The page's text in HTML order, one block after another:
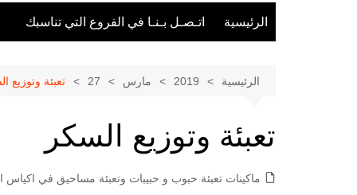
الرئيسية اتـصـل بـنـا في الفروع التي تناسبك
الرئيسية 2019 مارس 27 تعبئة وتوزيع
تعبئة وتوزيع السكر
ماكينات تعبئة حبوب و حبيبات وتعبئة مساحيق في اكياس